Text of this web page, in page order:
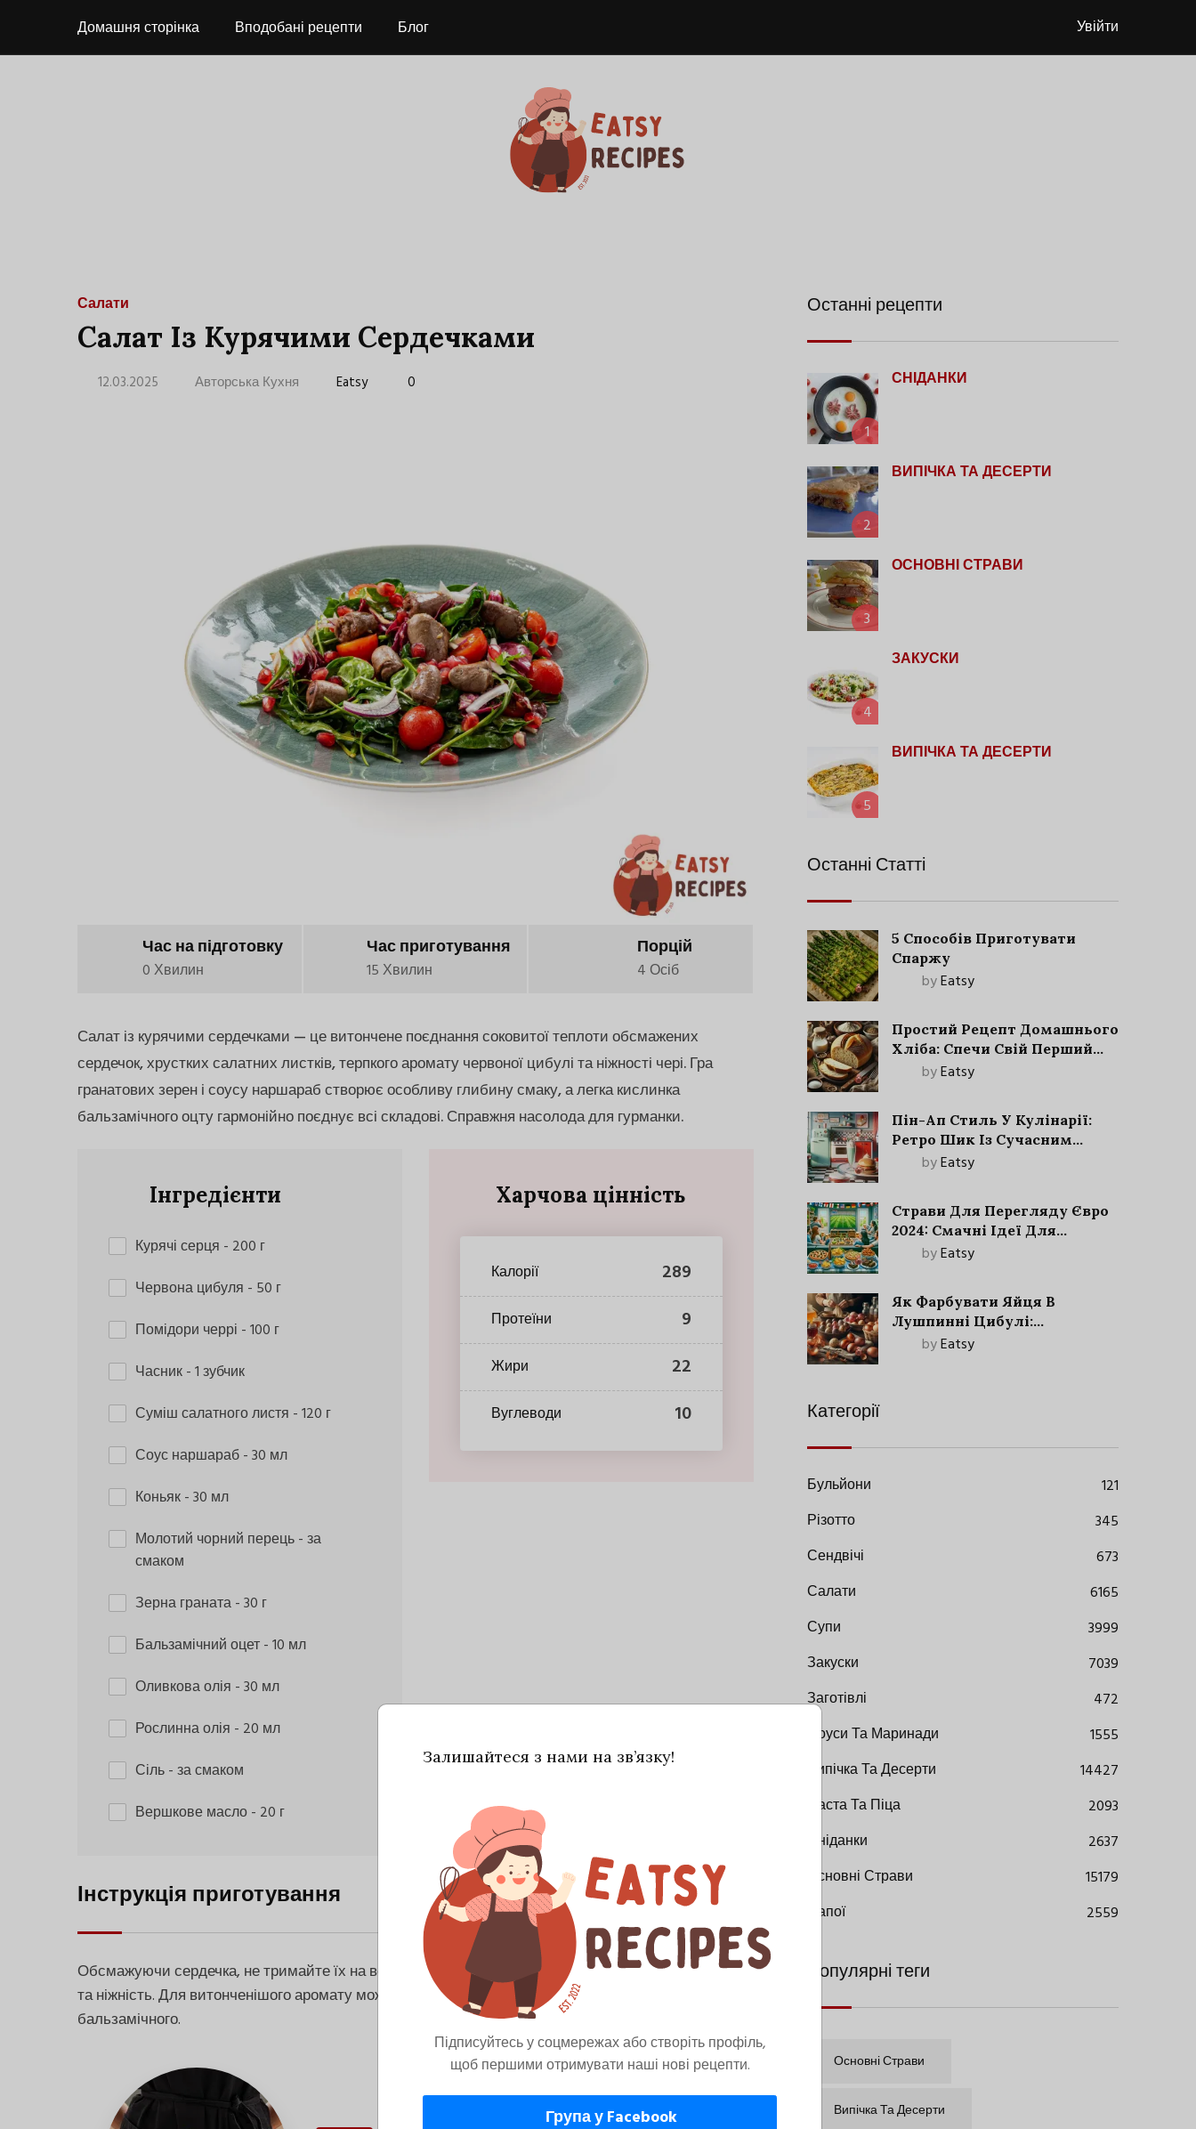
Домашня сторінка Вподобані рецепти Блог Увійти
Салати
Салат Із Курячими Сердечками
12.03.2025 Авторська Кухня Eatsy 0
Час на підготовку
0 Хвилин
Час приготування
15 Хвилин
Порцій
4 Осіб
Салат із курячими сердечками — це витончене поєднання соковитої теплоти обсмажених
сердечок, хрустких салатних листків, терпкого аромату червоної цибулі та ніжності чері. Гра
гранатових зерен і соусу наршараб створює особливу глибину смаку, а легка кислинка
бальзамічного оцту гармонійно поєднує всі складові. Справжня насолода для гурманки.
Інгредієнти
Курячі серця - 200 г
Червона цибуля - 50 г
Помідори черрі - 100 г
Часник- 1 зубчик
Суміш салатного листя - 120 г
Соус наршараб- 30 мл
Коньяк- 30 мл
Молотий чорний перець- за
смаком
Зерна граната- 30 г
Бальзамічний оцет- 10 мл
Оливкова олія - 30 мл
Рослинна олія - 20 мл
Сіль- за смаком
Вершкове масло- 20 г
Харчова цінність
Калорії 289
Протеїни 9
Жири 22
Вуглеводи 10
Інструкція приготування
Обсмажуючи сердечка, не тримайте їх на вогні довше, ніж потрібно: це зберігає їхню соковитість
та ніжність. Для витонченішого аромату можна використати малиновий оцет замість
бальзамічного.
Останні рецепти
1
СНІДАНКИ
2
ВИПІЧКА ТА ДЕСЕРТИ
3
ОСНОВНІ СТРАВИ
4
ЗАКУСКИ
5
ВИПІЧКА ТА ДЕСЕРТИ
Останні Статті
5 Способів Приготувати
Спаржу
byEatsy
Простий Рецепт Домашнього
Хліба: Спечи Свій Перший
Запашний Хліб!
byEatsy
Пін-Ап Стиль У Кулінарії:
Ретро Шик Із Сучасним
Акцентом
byEatsy
Страви Для Перегляду Євро
2024: Смачні Ідеї Для
Футбольного Свята
byEatsy
Як Фарбувати Яйця В
Лушпинні Цибулі:
Старовинний Метод З
byEatsy
Категорії
Бульйони
121
Різотто
345
Сендвічі
673
Салати
6165
Супи
3999
Закуски
7039
Заготівлі
472
Соуси Та Маринади
1555
Випічка Та Десерти
14427
Паста Та Піца
2093
Сніданки
2637
Основні Страви
15179
Напої
2559
Популярні теги
Основні Страви
Випічка Та Десерти
Залишайтеся з нами на зв’язку!
Підписуйтесь у соцмережах або створіть профіль,
щоб першими отримувати наші нові рецепти.
Група у Facebook